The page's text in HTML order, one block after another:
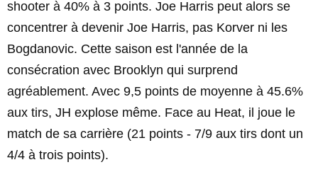
shooter à 40% à 3 points. Joe Harris peut alors se
concentrer à devenir Joe Harris, pas Korver ni les
Bogdanovic. Cette saison est l'année de la
consécration avec Brooklyn qui surprend
agréablement. Avec 9,5 points de moyenne à 45.6%
aux tirs, JH explose même. Face au Heat, il joue le
match de sa carrière (21 points - 7/9 aux tirs dont un
4/4 à trois points).